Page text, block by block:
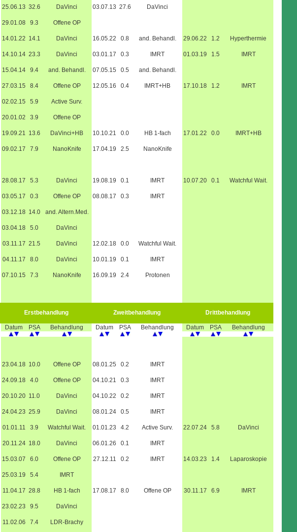
25.06.13 32.6 DaVinci 03.07.13 27.6 DaVinci
29.01.08 9.3 Offene OP
14.01.22 14.1 DaVinci 16.05.22 0.8 and. Behandl. 29.06.22 1.2 Hyperthermie
14.10.14 23.3 DaVinci 03.01.17 0.3 IMRT 01.03.19 1.5 IMRT
15.04.14 9.4 and. Behandl. 07.05.15 0.5 and. Behandl.
27.03.15 8.4 Offene OP 12.05.16 0.4 IMRT+HB 17.10.18 1.2 IMRT
02.02.15 5.9 Active Surv.
20.01.02 3.9 Offene OP
19.09.21 13.6 DaVinci+HB 10.10.21 0.0 HB 1-fach 17.01.22 0.0 IMRT+HB
09.02.17 7.9 NanoKnife 17.04.19 2.5 NanoKnife
28.08.17 5.3 DaVinci 19.08.19 0.1 IMRT 10.07.20 0.1 Watchful Wait.
03.05.17 0.3 Offene OP 08.08.17 0.3 IMRT
03.12.18 14.0 and. Altern.Med.
03.04.18 5.0 DaVinci
03.11.17 21.5 DaVinci 12.02.18 0.0 Watchful Wait.
04.11.17 8.0 DaVinci 10.01.19 0.1 IMRT
07.10.15 7.3 NanoKnife 16.09.19 2.4 Protonen
Erstbehandlung Zweitbehandlung Drittbehandlung
Datum PSA Behandlung Datum PSA Behandlung Datum PSA Behandlung
23.04.18 10.0 Offene OP 08.01.25 0.2 IMRT
24.09.18 4.0 Offene OP 04.10.21 0.3 IMRT
20.10.20 11.0 DaVinci 04.10.22 0.2 IMRT
24.04.23 25.9 DaVinci 08.01.24 0.5 IMRT
01.01.11 3.9 Watchful Wait. 01.01.23 4.2 Active Surv. 22.07.24 5.8 DaVinci
20.11.24 18.0 DaVinci 06.01.26 0.1 IMRT
15.03.07 6.0 Offene OP 27.12.11 0.2 IMRT 14.03.23 1.4 Laparoskopie
25.03.19 5.4 IMRT
11.04.17 28.8 HB 1-fach 17.08.17 8.0 Offene OP 30.11.17 6.9 IMRT
23.02.23 9.5 DaVinci
11.02.06 7.4 LDR-Brachy